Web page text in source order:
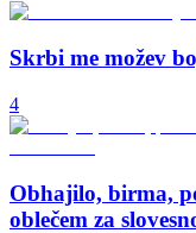
Skrbi me možev
4
Obhajilo, birma,
oblečem za